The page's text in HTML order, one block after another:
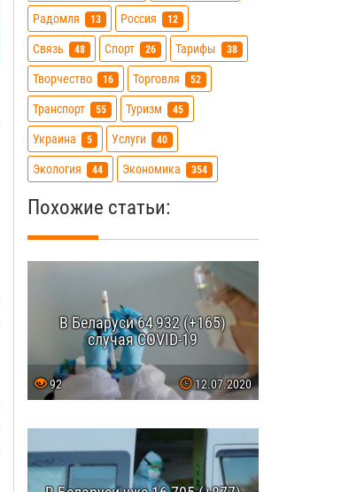
Радомля 13 Россия 12
Связь 48 Спорт 26 Тарифы 38
Творчество 16 Торговля 52
Транспорт 55 Туризм 45
Украина 5 Услуги 40
Экология 44 Экономика 354
Похожие статьи:
В Беларуси 64 932 (+165)
случая COVID-19
92 12.07.2020